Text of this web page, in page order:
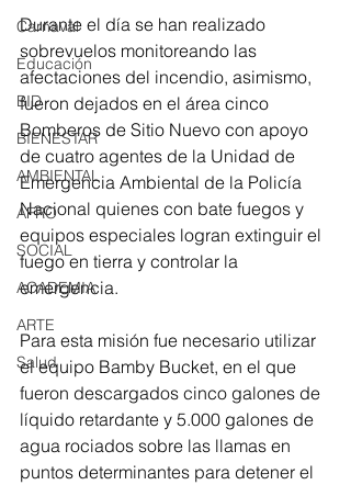
Carnaval
Educación
BID
BIENESTAR
AMBIENTAL
AFRO
SOCIAL
ACADEMIA
ARTE
Salud
Durante el día se han realizado
sobrevuelos monitoreando las
afectaciones del incendio, asimismo,
fueron dejados en el área cinco
Bomberos de Sitio Nuevo con apoyo
de cuatro agentes de la Unidad de
Emergencia Ambiental de la Policía
Nacional quienes con bate fuegos y
equipos especiales logran extinguir el
fuego en tierra y controlar la
emergencia.
Para esta misión fue necesario utilizar
el equipo Bamby Bucket, en el que
fueron descargados cinco galones de
líquido retardante y 5.000 galones de
agua rociados sobre las llamas en
puntos determinantes para detener el